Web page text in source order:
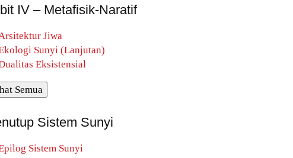
IV – Metafisik-Naratif
Jiwa
Sunyi (Lanjutan)
Eksistensial
Semua
Sistem Sunyi
Sistem Sunyi